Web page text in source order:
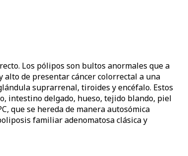
Los pólipos son bultos anormales que a
alto de presentar cáncer colorrectal a una
suprarrenal, tiroides y encéfalo. Estos
intestino delgado, hueso, tejido blando, piel
que se hereda de manera autosómica
familiar adenomatosa clásica y